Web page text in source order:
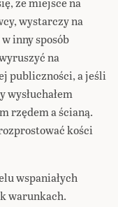
wystarczy na
inny sposób
na
publiczności, a jeśli
wysłuchałem
rzędem a ścianą.
kości
wspaniałych
warunkach.